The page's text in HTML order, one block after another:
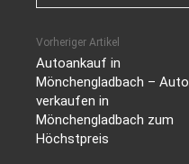
Vorheriger Artikel
Autoankauf in
Mönchengladbach – Auto
verkaufen in
Mönchengladbach zum
Höchstpreis